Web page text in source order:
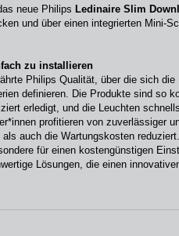
neue Philips Ledinaire Slim
und über einen integrierten Mini-
zu installieren
Philips Qualität, über die sich die
definieren. Die Produkte sind so
erledigt, und die Leuchten
profitieren von zuverlässiger
auch die Wartungskosten
für einen kostengünstigen
Lösungen, die einen